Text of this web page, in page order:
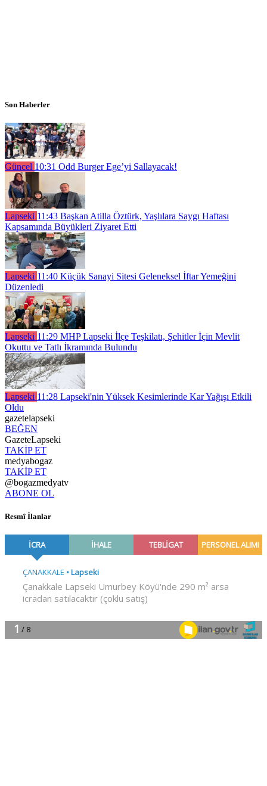
Son Haberler
Güncel 10:31 Odd Burger Ege’yi Sallayacak!
Lapseki 11:43 Başkan Atilla Öztürk, Yaşlılara Saygı Haftası
Kapsamında Büyükleri Ziyaret Etti
Lapseki 11:40 Küçük Sanayi Sitesi Geleneksel İftar Yemeğini
Düzenledi
Lapseki 11:29 MHP Lapseki İlçe Teşkilatı, Şehitler İçin Mevlit
Okuttu ve Tatlı İkramında Bulundu
Lapseki 11:28 Lapseki'nin Yüksek Kesimlerinde Kar Yağışı Etkili
Oldu
gazetelapseki
BEĞEN
GazeteLapseki
TAKİP ET
medyabogaz
TAKİP ET
@bogazmedyatv
ABONE OL
Resmî İlanlar